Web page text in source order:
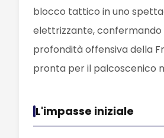
blocco tattico in uno
elettrizzante, confermando
profondità offensiva della
pronta per il palcoscenico
L'impasse iniziale